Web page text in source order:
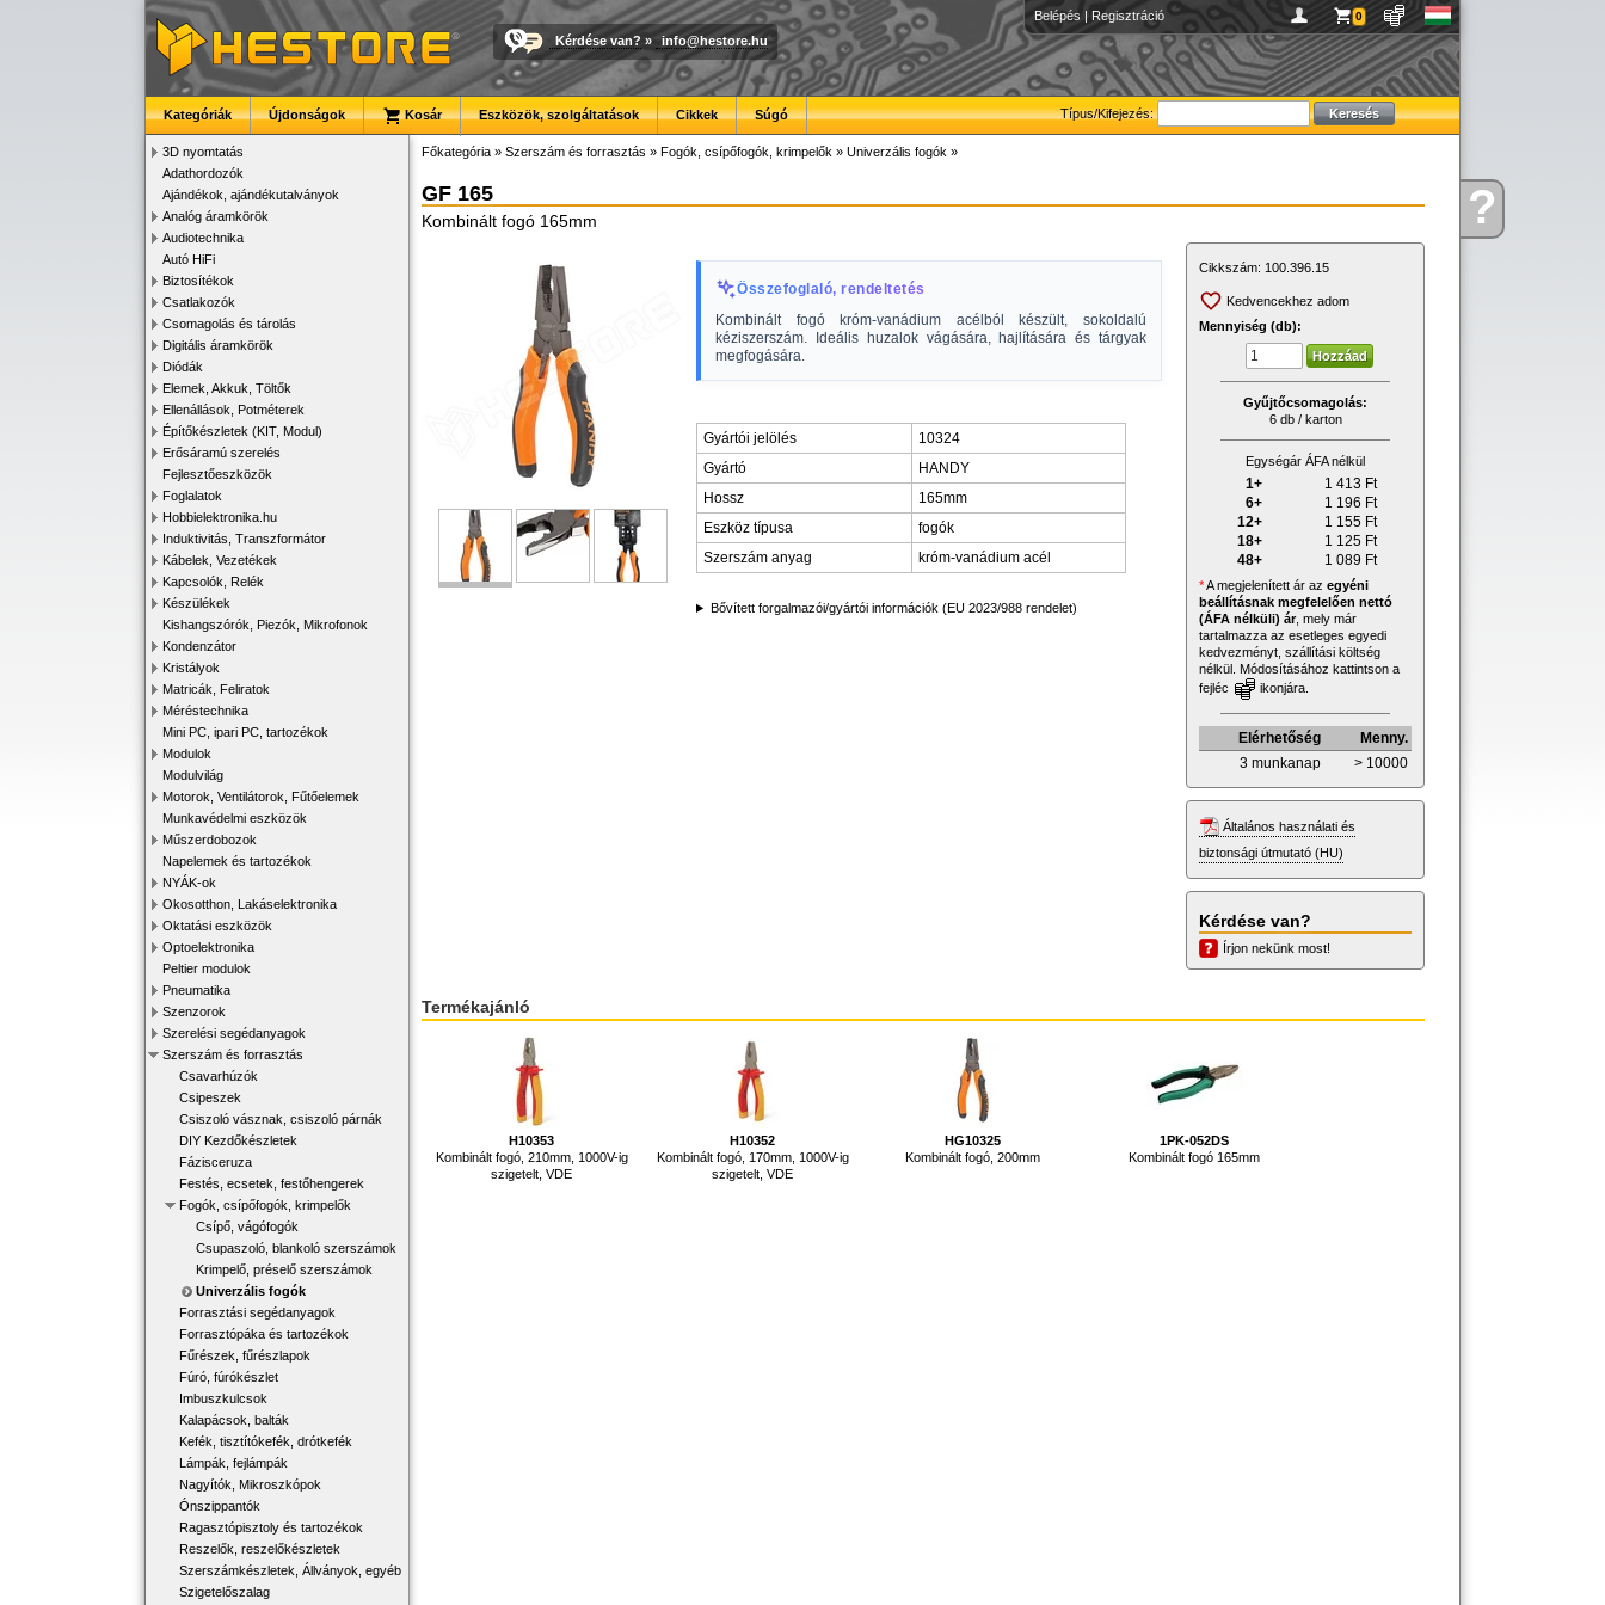
Kérdése?
Belépés | Regisztráció 0
Kérdése van? » info@hestore.hu
Típus/Kifejezés:
Kategóriák Újdonságok Kosár Eszközök, szolgáltatások Cikkek Súgó
3D nyomtatás
Adathordozók
Ajándékok, ajándékutalványok
Analóg áramkörök
Audiotechnika
Autó HiFi
Biztosítékok
Csatlakozók
Csomagolás és tárolás
Digitális áramkörök
Diódák
Elemek, Akkuk, Töltők
Ellenállások, Potméterek
Építőkészletek (KIT, Modul)
Erősáramú szerelés
Fejlesztőeszközök
Foglalatok
Hobbielektronika.hu
Induktivitás, Transzformátor
Kábelek, Vezetékek
Kapcsolók, Relék
Készülékek
Kishangszórók, Piezók, Mikrofonok
Kondenzátor
Kristályok
Matricák, Feliratok
Méréstechnika
Mini PC, ipari PC, tartozékok
Modulok
Modulvilág
Motorok, Ventilátorok, Fűtőelemek
Munkavédelmi eszközök
Műszerdobozok
Napelemek és tartozékok
NYÁK-ok
Okosotthon, Lakáselektronika
Oktatási eszközök
Optoelektronika
Peltier modulok
Pneumatika
Szenzorok
Szerelési segédanyagok
Szerszám és forrasztás
Csavarhúzók
Csipeszek
Csiszoló vásznak, csiszoló párnák
DIY Kezdőkészletek
Fázisceruza
Festés, ecsetek, festőhengerek
Fogók, csípőfogók, krimpelők
Csípő, vágófogók
Csupaszoló, blankoló szerszámok
Krimpelő, préselő szerszámok
Univerzális fogók
Forrasztási segédanyagok
Forrasztópáka és tartozékok
Fűrészek, fűrészlapok
Fúró, fúrókészlet
Imbuszkulcsok
Kalapácsok, balták
Kefék, tisztítókefék, drótkefék
Lámpák, fejlámpák
Nagyítók, Mikroszkópok
Ónszippantók
Ragasztópisztoly és tartozékok
Reszelők, reszelőkészletek
Szerszámkészletek, Állványok, egyéb
Szigetelőszalag
Főkategória » Szerszám és forrasztás » Fogók, csípőfogók, krimpelők » Univerzális fogók »
GF 165
Kombinált fogó 165mm
Összefoglaló, rendeltetés
Kombinált fogó króm-vanádium acélból készült, sokoldalú
kéziszerszám. Ideális huzalok vágására, hajlítására és tárgyak
megfogására.
Gyártói jelölés
10324
Gyártó
HANDY
Hossz
165mm
Eszköz típusa
fogók
Szerszám anyag
króm-vanádium acél
Bővített forgalmazói/gyártói információk (EU 2023/988 rendelet)
Cikkszám: 100.396.15
Kedvencekhez adom
Mennyiség (db):
Gyűjtőcsomagolás:
6 db / karton
Egységár ÁFA nélkül
1+ 1 413 Ft
6+
1 196 Ft
12+
1 155 Ft
18+
1 125 Ft
48+
1 089 Ft
*A megjelenített ár az egyéni
beállításnak megfelelően nettó
(ÁFA nélküli) ár, mely már
tartalmazza az esetleges egyedi
kedvezményt, szállítási költség
nélkül. Módosításához kattintson a
fejléc
ikonjára.
Elérhetőség
Menny.
3 munkanap
> 10000
Általános használati és
biztonsági útmutató (HU)
Kérdése van?
Írjon nekünk most!
Termékajánló
H10353
Kombinált fogó, 210mm, 1000V-ig
szigetelt, VDE
H10352
Kombinált fogó, 170mm, 1000V-ig
szigetelt, VDE
HG10325
Kombinált fogó, 200mm
1PK-052DS
Kombinált fogó 165mm